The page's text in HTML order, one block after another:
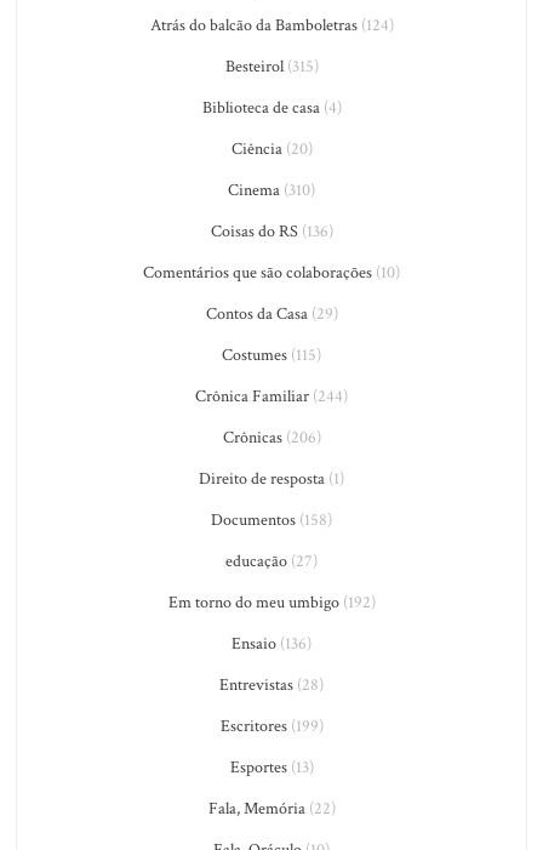
Atrás do balcão da Bamboletras(124)
Besteirol(315)
Biblioteca de casa(4)
Ciência(20)
Cinema (310)
Coisas do RS(136)
Comentários que são colaborações (10)
Contos da Casa(29)
Costumes (115)
Crônica Familiar (244)
Crônicas(206)
Direito de resposta (1)
Documentos (158)
educação (27)
Em torno do meu umbigo(192)
Ensaio (136)
Entrevistas (28)
Escritores(199)
Esportes(13)
Fala, Memória(22)